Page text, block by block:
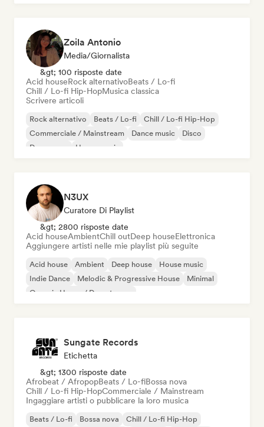
Zoila Antonio
Media/Giornalista
&gt; 100 risposte date
Acid houseRock alternativoBeats / Lo-fi
Chill / Lo-fi Hip-HopMusica classica
Scrivere articoli
Rock alternativo Beats / Lo-fi
Chill / Lo-fi Hip-Hop
Commerciale / Mainstream
Dance music
Disco
Dream pop
House music
N3UX
Curatore Di Playlist
&gt; 2800 risposte date
Acid houseAmbientChill outDeep houseElettronica
Aggiungere artisti nelle mie playlist più seguite
Acid house Ambient Deep house
House music
Indie Dance
Melodic & Progressive House
Minimal
Organic House / Downtempo
Sungate Records
Etichetta
&gt; 1300 risposte date
Afrobeat / AfropopBeats / Lo-fiBossa nova
Chill / Lo-fi Hip-HopCommerciale / Mainstream
Ingaggiare artisti o pubblicare la loro musica
Beats / Lo-fi Bossa nova
Chill / Lo-fi Hip-Hop